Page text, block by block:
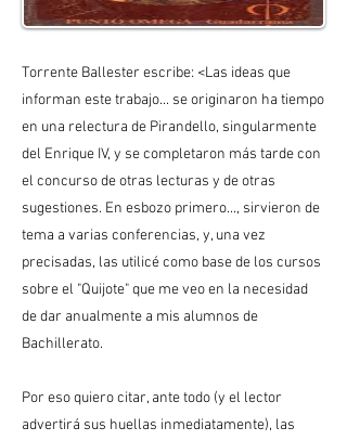
Torrente Ballester escribe: <Las ideas que
informan este trabajo... se originaron ha tiempo
en una relectura de Pirandello, singularmente
del Enrique IV, y se completaron más tarde con
el concurso de otras lecturas y de otras
sugestiones. En esbozo primero..., sirvieron de
tema a varias conferencias, y, una vez
precisadas, las utilicé como base de los cursos
sobre el "Quijote" que me veo en la necesidad
de dar anualmente a mis alumnos de
Bachillerato.
Por eso quiero citar, ante todo (y el lector
advertirá sus huellas inmediatamente), las